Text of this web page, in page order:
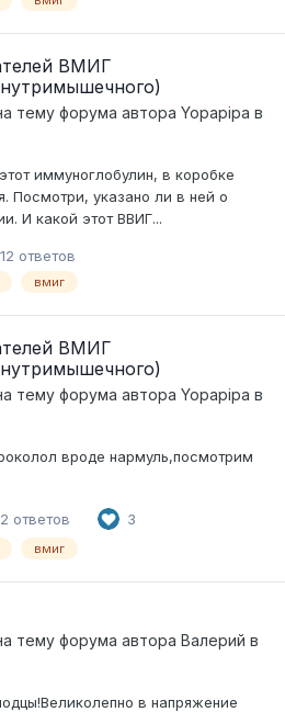
ВМИГ
тему форума автора Yopapipa в
иммуноглобулин, в коробке
Посмотри, указано ли в ней о
И какой этот ВВИГ...
ответов
вмиг
ВМИГ
тему форума автора Yopapipa в
вроде нармуль,посмотрим
ответов 3
вмиг
тему форума автора Валерий в
в напряжение